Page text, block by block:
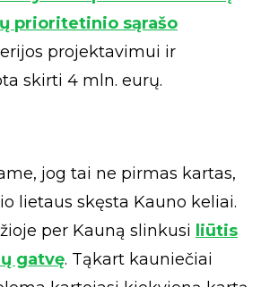
prioritetinio sąrašo
projektavimui ir
skirti 4 mln. eurų.
jog tai ne pirmas kartas,
lietaus skęsta Kauno keliai.
per Kauną slinkusi liūtis
gatvę. Tąkart kauniečiai